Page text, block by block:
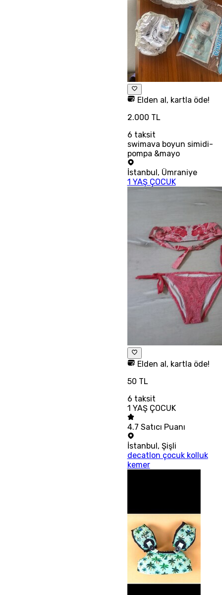
Elden al, kartla öde!
2.000 TL
6 taksit
swimava boyun simidi-
pompa &mayo
İstanbul , Ümraniye
1 YAŞ ÇOCUK
Elden al, kartla öde!
50 TL
6 taksit
1 YAŞ ÇOCUK
4.7 Satıcı Puanı
İstanbul, Şişli
decatlon çocuk kolluk
kemer